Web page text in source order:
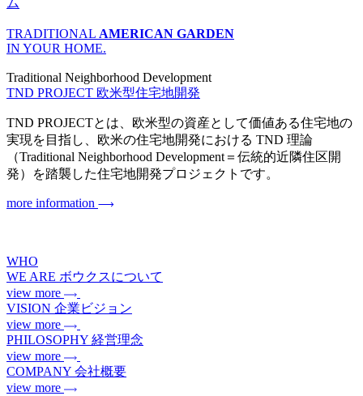
ム
TRADITIONAL AMERICAN GARDEN
IN YOUR HOME.
Traditional Neighborhood Development
TND PROJECT 欧米型住宅地開発
TND PROJECTとは、欧米型の資産として価値ある住宅地の
実現を目指し、欧米の住宅地開発における TND 理論
（Traditional Neighborhood Development＝伝統的近隣住区開
発）を踏襲した住宅地開発プロジェクトです。
more information
WHO
WE ARE ボウクスについて
view more
VISION 企業ビジョン
view more
PHILOSOPHY 経営理念
view more
COMPANY 会社概要
view more